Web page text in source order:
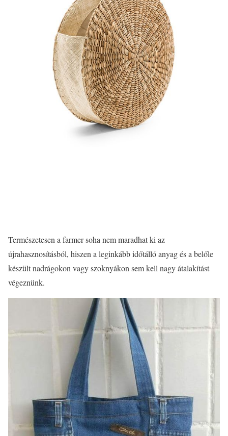
Természetesen a farmer soha nem maradhat ki az
újrahasznosításból, hiszen a leginkább időtálló anyag és a belőle
készült nadrágokon vagy szoknyákon sem kell nagy átalakítást
végeznünk.